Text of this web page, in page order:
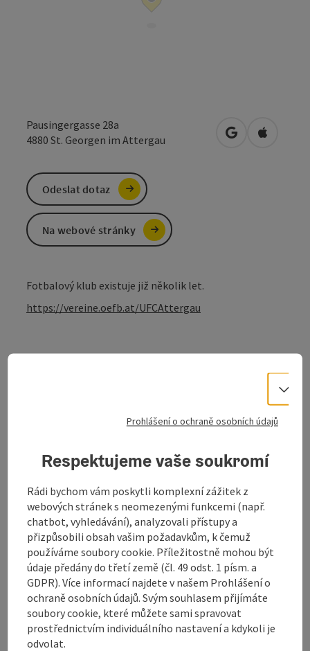
Pausingergasse 28a
4880 St. Georgen im Attergau Otevřít vOtevřít v
Fotbalový klub existuje již několik let.
https://vereine.oefb.at/UFCAttergau
Příjezd
Ceny
Způsobilost
Bezbariérovost
Odeslat dotaz
Na webové stránky
Prohlášení o ochraně osobních údajů
Respektujeme vaše soukromí
Rádi bychom vám poskytli komplexní zážitek z
webových stránek s neomezenými funkcemi (např.
chatbot, vyhledávání), analyzovali přístupy a
přizpůsobili obsah vašim požadavkům, k čemuž
používáme soubory cookie. Příležitostně mohou být
údaje předány do třetí země (čl. 49 odst. 1 písm. a
GDPR). Více informací najdete v našem Prohlášení o
ochraně osobních údajů. Svým souhlasem přijímáte
soubory cookie, které můžete sami spravovat
prostřednictvím individuálního nastavení a kdykoli je
odvolat.